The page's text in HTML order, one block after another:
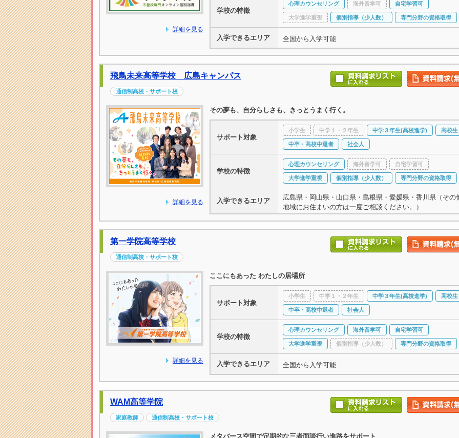
詳細を見る
学校の特徴
心理カウンセリング 海外留学可 自宅学習可
大学進学重視 個別指導（少人数） 専門分野の資格取得
入学できるエリア 全国から入学可能
飛鳥未来高等学校 広島キャンパス
通信制高校・サポート校
詳細を見る
その夢も、自分らしさも、きっとうまく行く。
サポート対象
小学生 中学１・２年生 中学３年生(高校進学) 高校生
中卒・高校中退者 社会人
学校の特徴
心理カウンセリング 海外留学可 自宅学習可
大学進学重視 個別指導（少人数） 専門分野の資格取得
入学できるエリア
広島県・岡山県・山口県・島根県・愛媛県・香川県（その
地域にお住まいの方は一度ご相談ください。）
第一学院高等学校
通信制高校・サポート校
詳細を見る
ここにもあった わたしの居場所
サポート対象
小学生 中学１・２年生 中学３年生(高校進学) 高校生
中卒・高校中退者 社会人
学校の特徴
心理カウンセリング 海外留学可 自宅学習可
大学進学重視 個別指導（少人数） 専門分野の資格取得
入学できるエリア 全国から入学可能
WAM高等学院
家庭教師 通信制高校・サポート校
メタバース空間で定期的な三者面談行い進路をサポート